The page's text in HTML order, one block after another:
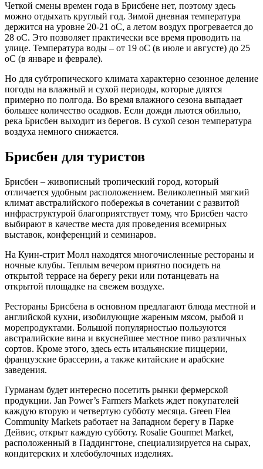
Четкой смены времен года в Брисбене нет, поэтому здесь
можно отдыхать круглый год. Зимой дневная температура
держится на уровне 20-21 оС, а летом воздух прогревается до
28 оС. Это позволяет практически все время проводить на
улице. Температура воды – от 19 оС (в июле и августе) до 25
оС (в январе и феврале).
Но для субтропического климата характерно сезонное деление
погоды на влажный и сухой периоды, которые длятся
примерно по полгода. Во время влажного сезона выпадает
большее количество осадков. Если дожди льются обильно,
река Брисбен выходит из берегов. В сухой сезон температура
воздуха немного снижается.
Брисбен для туристов
Брисбен – живописный тропический город, который
отличается удобным расположением. Великолепный мягкий
климат австралийского побережья в сочетании с развитой
инфраструктурой благоприятствует тому, что Брисбен часто
выбирают в качестве места для проведения всемирных
выставок, конференций и семинаров.
На Куин-стрит Молл находятся многочисленные рестораны и
ночные клубы. Теплым вечером приятно посидеть на
открытой террасе на берегу реки или потанцевать на
открытой площадке на свежем воздухе.
Рестораны Брисбена в основном предлагают блюда местной и
английской кухни, изобилующие жареным мясом, рыбой и
морепродуктами. Большой популярностью пользуются
австралийские вина и вкуснейшее местное пиво различных
сортов. Кроме этого, здесь есть итальянские пиццерии,
французские брассерии, а также китайские и арабские
заведения.
Гурманам будет интересно посетить рынки фермерской
продукции. Jan Power’s Farmers Markets ждет покупателей
каждую вторую и четвертую субботу месяца. Green Flea
Community Markets работает на Западном берегу в Парке
Дейвис, открыт каждую субботу. Rosalie Gourmet Market,
расположенный в Паддингтоне, специализируется на сырах,
кондитерских и хлебобулочных изделиях.